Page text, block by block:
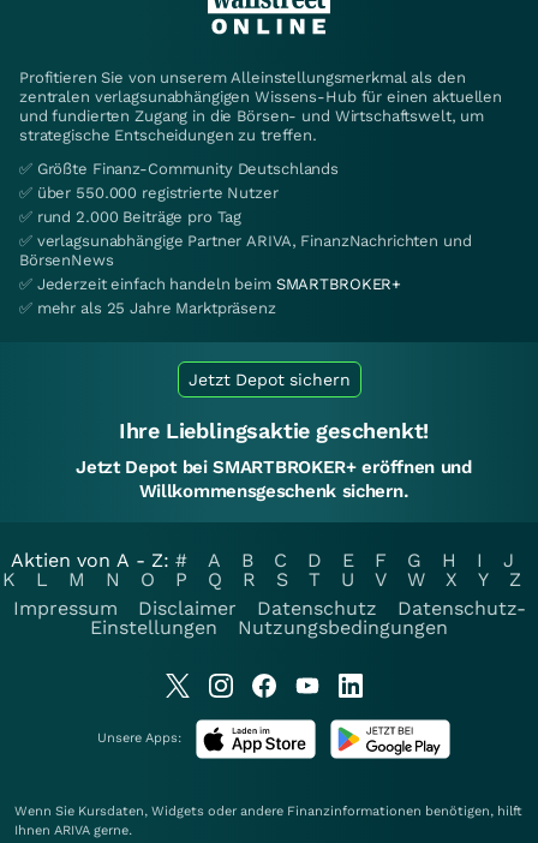
Profitieren Sie von unserem Alleinstellungsmerkmal als den
zentralen verlagsunabhängigen Wissens-Hub für einen aktuellen
und fundierten Zugang in die Börsen- und Wirtschaftswelt, um
strategische Entscheidungen zu treffen.
✅ Größte Finanz-Community Deutschlands
✅ über 550.000 registrierte Nutzer
✅ rund 2.000 Beiträge pro Tag
✅ verlagsunabhängige Partner ARIVA, FinanzNachrichten und
BörsenNews
✅ Jederzeit einfach handeln beim SMARTBROKER+
✅ mehr als 25 Jahre Marktpräsenz
Jetzt Depot sichern
Ihre Lieblingsaktie geschenkt!
Jetzt Depot bei SMARTBROKER+ eröffnen und
Willkommensgeschenk sichern.
Aktien von A - Z: # A B C D E F G H I
J
K
L M N O P Q R S T U V W X Y
Z
Impressum
Disclaimer Datenschutz
Datenschutz-
Einstellungen
Nutzungsbedingungen
Unsere Apps:
Wenn Sie Kursdaten, Widgets oder andere Finanzinformationen benötigen, hilft
Ihnen ARIVA gerne.